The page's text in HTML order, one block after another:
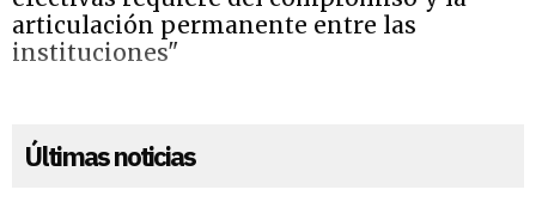
articulación permanente entre las
instituciones"
Últimas noticias